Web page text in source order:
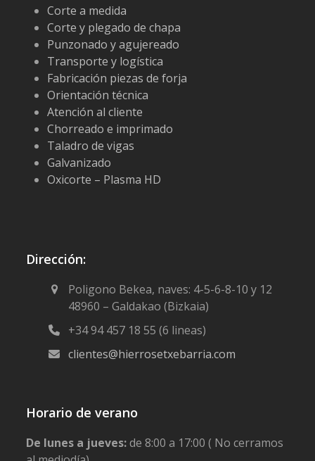
Corte a medida
Corte y plegado de chapa
Punzonado y agujereado
Transporte y logística
Fabricación piezas de forja
Orientación técnica
Atención al cliente
Chorreado e imprimado
Taladro de vigas
Galvanizado
Oxicorte – Plasma HD
Dirección:
Poligono Bekea, naves: 4-5-6-8-10 y 12
48960 – Galdakao (Bizkaia)
+34 94 457 18 55 (6 lineas)
clientes@hierrosetxebarria.com
Horario de verano
De lunes a jueves:de 8:00 a 17:00 ( No cerramos